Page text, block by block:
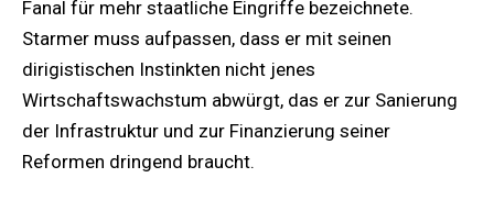
Fanal für mehr staatliche Eingriffe bezeichnete.
Starmer muss aufpassen, dass er mit seinen
dirigistischen Instinkten nicht jenes
Wirtschaftswachstum abwürgt, das er zur Sanierung
der Infrastruktur und zur Finanzierung seiner
Reformen dringend braucht.